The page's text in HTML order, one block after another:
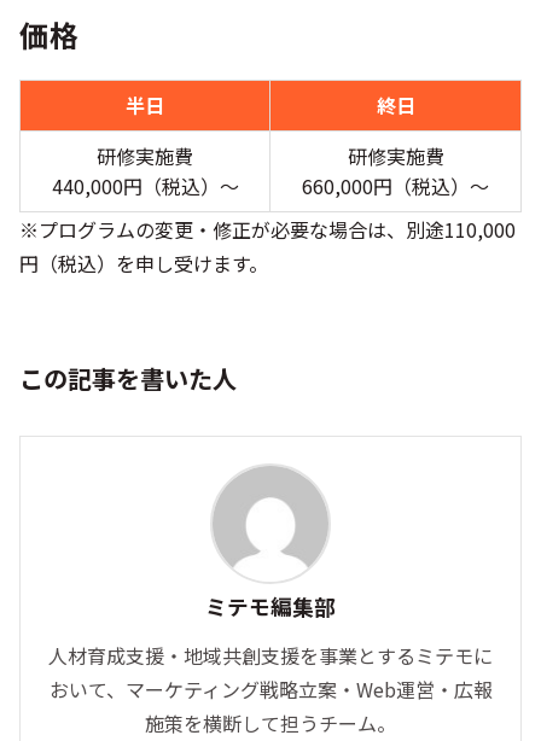
価格
半日
終日
研修実施費
440,000円（税込）〜
研修実施費
660,000円（税込）〜
※プログラムの変更・修正が必要な場合は、別途110,000
円（税込）を申し受けます。
この記事を書いた人
ミテモ編集部
人材育成支援・地域共創支援を事業とするミテモに
おいて、マーケティング戦略立案・Web運営・広報
施策を横断して担うチーム。